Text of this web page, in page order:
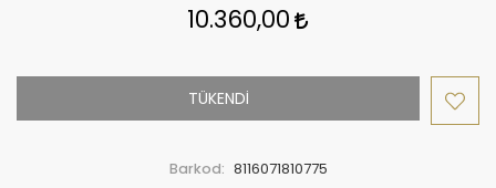
10.360,00
TÜKENDİ
Barkod: 8116071810775